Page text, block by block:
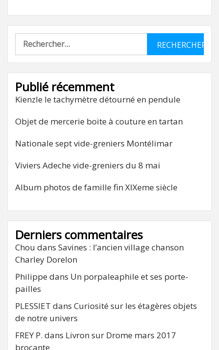
Rechercher :
Publié récemment
Kienzle le tachymètre détourné en pendule
Objet de mercerie boite à couture en tartan
Nationale sept vide-greniers Montélimar
Viviers Adeche vide-greniers du 8 mai
Album photos de famille fin XIXeme siècle
Derniers commentaires
Chou dans Savines : l’ancien village chanson
Charley Dorelon
Philippe dans Un porpaleaphile et ses porte-
pailles
PLESSIET dans Curiosité sur les étagères objets
de notre univers
FREY P. dans Livron sur Drome mars 2017
brocante